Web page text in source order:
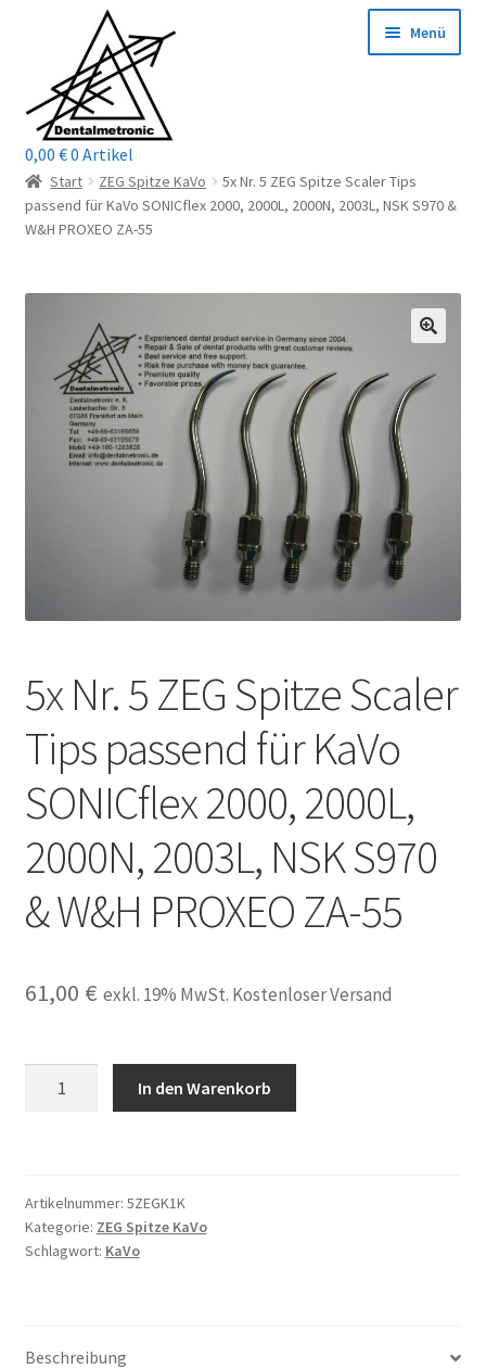
Navigation
springen
springen
Menü
Home
Shop
Kontakt
Reparaturservice
Wichtige Infos
0,00 €0 Artikel
Start ZEG Spitze KaVo
5x Nr. 5 ZEG Spitze Scaler Tips
passend für KaVo SONICflex 2000, 2000L, 2000N, 2003L, NSK S970 &
W&H PROXEO ZA-55
5x Nr. 5 ZEG Spitze Scaler
Tips passend für KaVo
SONICflex 2000, 2000L,
2000N, 2003L, NSK S970
& W&H PROXEO ZA-55
61,00 € exkl. 19% MwSt. Kostenloser Versand
Scaler
Tips
passend
SONICflex
In den Warenkorb
Artikelnummer: 5ZEGK1K
Kategorie: ZEG Spitze KaVo
Schlagwort: KaVo
Beschreibung